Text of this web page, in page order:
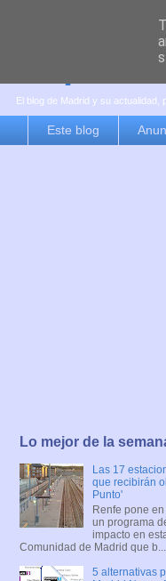
es por
El blog de Madrid y su actualidad,
Este blog
Lo mejor de la
Las 17
que recibirán
Punto'
Renfe pone en
un programa
impacto en
Comunidad de Madrid que b...
5 alternativas